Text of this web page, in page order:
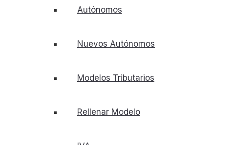
Autónomos
Nuevos Autónomos
Modelos Tributarios
Rellenar Modelo